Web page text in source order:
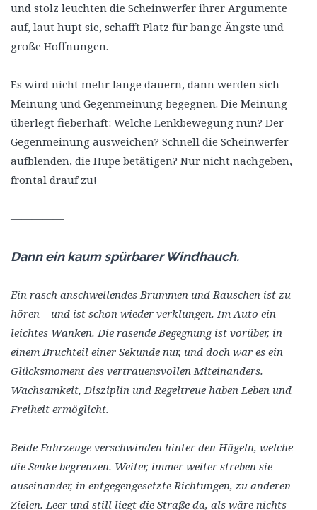
und stolz leuchten die Scheinwerfer ihrer Argumente
auf, laut hupt sie, schafft Platz für bange Ängste und
große Hoffnungen.
Es wird nicht mehr lange dauern, dann werden sich
Meinung und Gegenmeinung begegnen. Die Meinung
überlegt fieberhaft: Welche Lenkbewegung nun? Der
Gegenmeinung ausweichen? Schnell die Scheinwerfer
aufblenden, die Hupe betätigen? Nur nicht nachgeben,
frontal drauf zu!
—————
Dann ein kaum spürbarer Windhauch.
Ein rasch anschwellendes Brummen und Rauschen ist zu
hören – und ist schon wieder verklungen. Im Auto ein
leichtes Wanken. Die rasende Begegnung ist vorüber, in
einem Bruchteil einer Sekunde nur, und doch war es ein
Glücksmoment des vertrauensvollen Miteinanders.
Wachsamkeit, Disziplin und Regeltreue haben Leben und
Freiheit ermöglicht.
Beide Fahrzeuge verschwinden hinter den Hügeln, welche
die Senke begrenzen. Weiter, immer weiter streben sie
auseinander, in entgegengesetzte Richtungen, zu anderen
Zielen. Leer und still liegt die Straße da, als wäre nichts